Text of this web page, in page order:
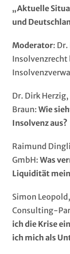
„Aktuelle
und
Moderator:
Insolvenzrecht
Dr. Dirk
Braun: Wie
Insolvenz aus?
Raimund
GmbH: Was
Liquidität
Simon
Consulting-
ich die Krise
ich mich als